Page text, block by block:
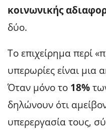
κοινωνικής
δύο.
Το επιχείρημα περί
υπερωρίες είναι μια
Όταν μόνο το 18%
δηλώνουν ότι
υπερεργασία τους,